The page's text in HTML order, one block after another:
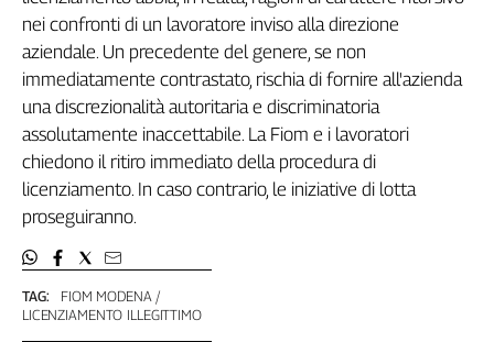
di
Genova,
sangue
della
ragione
120
anni
Cgil
Academy
Collettiva
TAG:
FIOM MODENA
LICENZIAMENTO ILLEGITTIMO
nei confronti di un lavoratore inviso alla direzione
aziendale. Un precedente del genere, se non
immediatamente contrastato, rischia di fornire all'azienda
una discrezionalità autoritaria e discriminatoria
assolutamente inaccettabile. La Fiom e i lavoratori
chiedono il ritiro immediato della procedura di
licenziamento. In caso contrario, le iniziative di lotta
proseguiranno.